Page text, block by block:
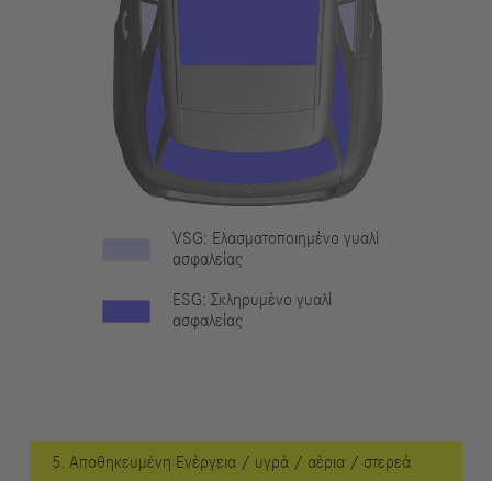
VSG: Ελασματοποιημένο γυαλί
ασφαλείας
ESG: Σκληρυμένο γυαλί
ασφαλείας
5. Αποθηκευμένη Ενέργεια / υγρά / αέρια / στερεά